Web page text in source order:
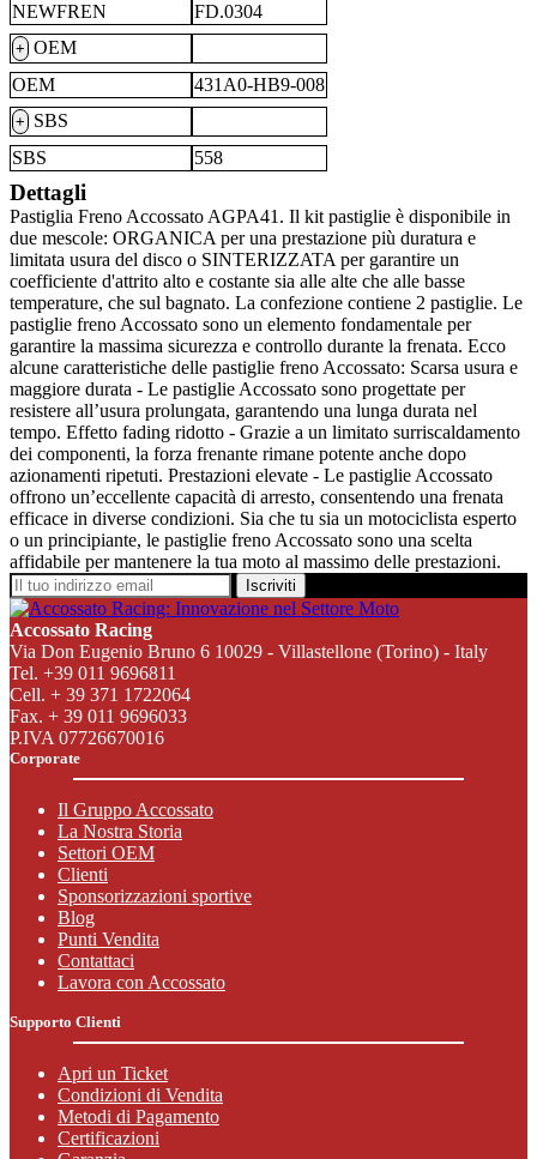
NEWFREN
FD.0304
+ OEM
OEM
431A0-HB9-008
+ SBS
SBS
558
Dettagli
Pastiglia Freno Accossato AGPA41. Il kit pastiglie è disponibile in
due mescole: ORGANICA per una prestazione più duratura e
limitata usura del disco o SINTERIZZATA per garantire un
coefficiente d'attrito alto e costante sia alle alte che alle basse
temperature, che sul bagnato. La confezione contiene 2 pastiglie. Le
pastiglie freno Accossato sono un elemento fondamentale per
garantire la massima sicurezza e controllo durante la frenata. Ecco
alcune caratteristiche delle pastiglie freno Accossato: Scarsa usura e
maggiore durata - Le pastiglie Accossato sono progettate per
resistere all’usura prolungata, garantendo una lunga durata nel
tempo. Effetto fading ridotto - Grazie a un limitato surriscaldamento
dei componenti, la forza frenante rimane potente anche dopo
azionamenti ripetuti. Prestazioni elevate - Le pastiglie Accossato
offrono un’eccellente capacità di arresto, consentendo una frenata
efficace in diverse condizioni. Sia che tu sia un motociclista esperto
o un principiante, le pastiglie freno Accossato sono una scelta
affidabile per mantenere la tua moto al massimo delle prestazioni.
Iscriviti
Accossato Racing
Via Don Eugenio Bruno 6 10029 - Villastellone (Torino) - Italy
Tel. +39 011 9696811
Cell. + 39 371 1722064
Fax. + 39 011 9696033
P.IVA 07726670016
Corporate
Il Gruppo Accossato
La Nostra Storia
Settori OEM
Clienti
Sponsorizzazioni sportive
Blog
Punti Vendita
Contattaci
Lavora con Accossato
Supporto Clienti
Apri un Ticket
Condizioni di Vendita
Metodi di Pagamento
Certificazioni